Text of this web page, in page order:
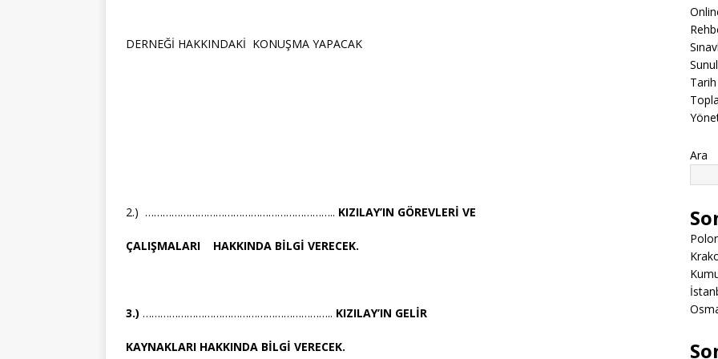
DERNEĞİ HAKKINDAKİ KONUŞMA YAPACAK
2.) ……………………………………………………….. KIZILAY’IN GÖREVLERİ VE
ÇALIŞMALARI HAKKINDA BİLGİ VERECEK.
3.) ……………………………………………………….. KIZILAY’IN GELİR
KAYNAKLARI HAKKINDA BİLGİ VERECEK.
Tarih
Ara